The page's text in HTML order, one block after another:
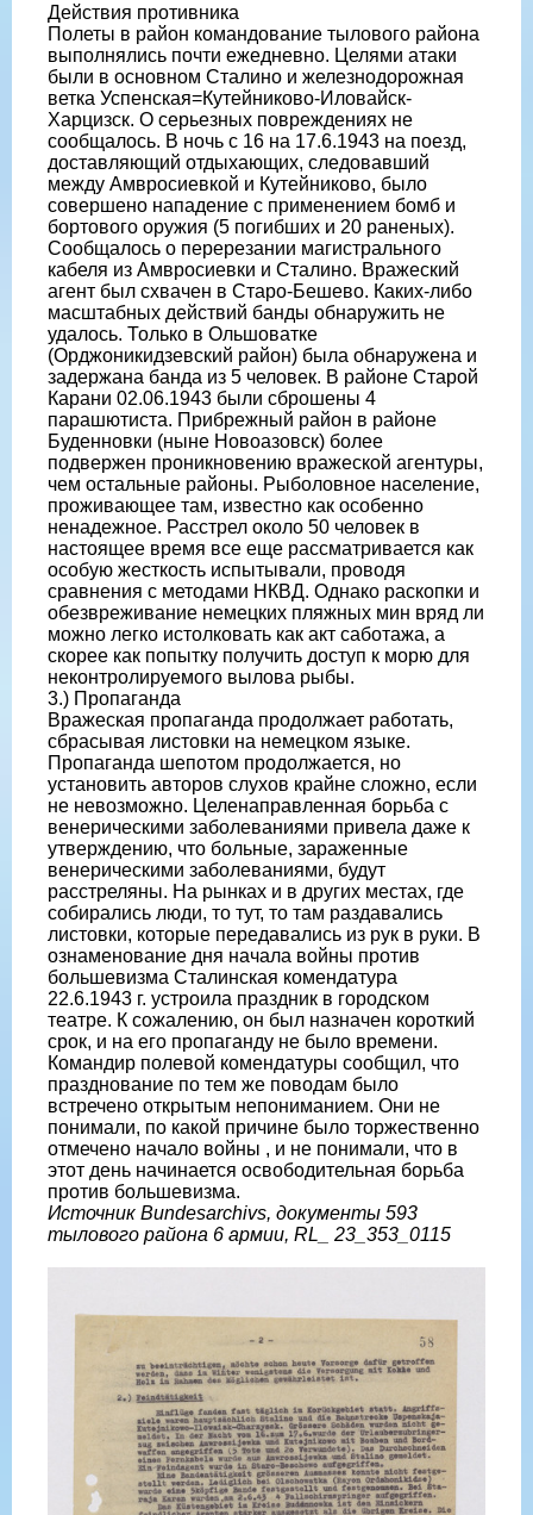
Действия противника
Полеты в район командование тылового района
выполнялись почти ежедневно. Целями атаки
были в основном Сталино и железнодорожная
ветка Успенская=Кутейниково-Иловайск-
Харцизск. О серьезных повреждениях не
сообщалось. В ночь с 16 на 17.6.1943 на поезд,
доставляющий отдыхающих, следовавший
между Амвросиевкой и Кутейниково, было
совершено нападение с применением бомб и
бортового оружия (5 погибших и 20 раненых).
Сообщалось о перерезании магистрального
кабеля из Амвросиевки и Сталино. Вражеский
агент был схвачен в Старо-Бешево. Каких-либо
масштабных действий банды обнаружить не
удалось. Только в Ольшоватке
(Орджоникидзевский район) была обнаружена и
задержана банда из 5 человек. В районе Старой
Карани 02.06.1943 были сброшены 4
парашютиста. Прибрежный район в районе
Буденновки (ныне Новоазовск) более
подвержен проникновению вражеской агентуры,
чем остальные районы. Рыболовное население,
проживающее там, известно как особенно
ненадежное. Расстрел около 50 человек в
настоящее время все еще рассматривается как
особую жесткость испытывали, проводя
сравнения с методами НКВД. Однако раскопки и
обезвреживание немецких пляжных мин вряд ли
можно легко истолковать как акт саботажа, а
скорее как попытку получить доступ к морю для
неконтролируемого вылова рыбы.
3.) Пропаганда
Вражеская пропаганда продолжает работать,
сбрасывая листовки на немецком языке.
Пропаганда шепотом продолжается, но
установить авторов слухов крайне сложно, если
не невозможно. Целенаправленная борьба с
венерическими заболеваниями привела даже к
утверждению, что больные, зараженные
венерическими заболеваниями, будут
расстреляны. На рынках и в других местах, где
собирались люди, то тут, то там раздавались
листовки, которые передавались из рук в руки. В
ознаменование дня начала войны против
большевизма Сталинская комендатура
22.6.1943 г. устроила праздник в городском
театре. К сожалению, он был назначен короткий
срок, и на его пропаганду не было времени.
Командир полевой комендатуры сообщил, что
празднование по тем же поводам было
встречено открытым непониманием. Они не
понимали, по какой причине было торжественно
отмечено начало войны , и не понимали, что в
этот день начинается освободительная борьба
против большевизма.
Источник Bundesarchivs, документы 593
тылового района 6 армии, RL_ 23_353_0115